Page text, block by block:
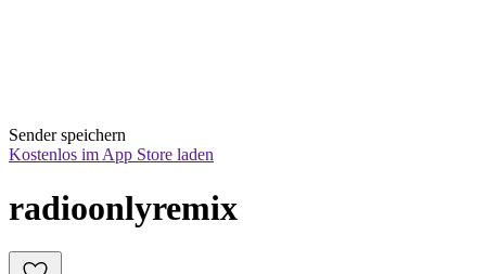
Sender speichern
Kostenlos im App Store laden
radioonlyremix